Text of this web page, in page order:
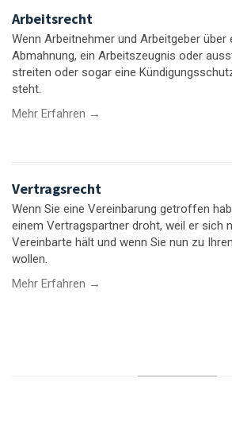
Arbeitsrecht
Wenn Arbeitnehmer und Arbeitgeber über
Abmahnung, ein Arbeitszeugnis oder
streiten oder sogar eine
steht.
Mehr Erfahren →
Vertragsrecht
Wenn Sie eine Vereinbarung getroffen
einem Vertragspartner droht, weil er sich
Vereinbarte hält und wenn Sie nun zu
wollen.
Mehr Erfahren →